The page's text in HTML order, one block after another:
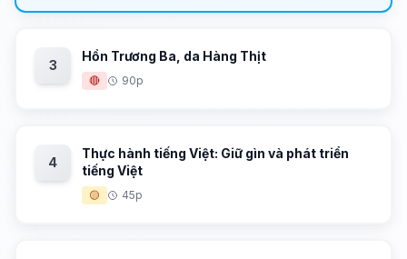
3
Hồn Trương Ba, da Hàng Thịt
🔴 90p
4
Thực hành tiếng Việt: Giữ gìn và phát triển
tiếng Việt
🟡 45p